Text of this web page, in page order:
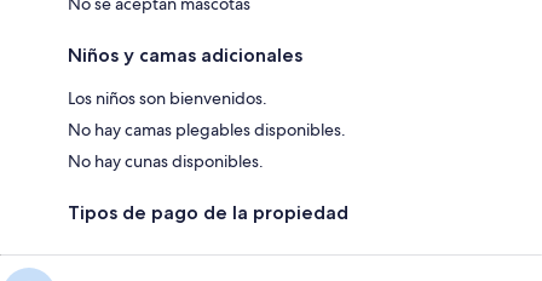
Niños y camas adicionales
Los niños son bienvenidos.
No hay camas plegables disponibles.
No hay cunas disponibles.
Tipos de pago de la propiedad